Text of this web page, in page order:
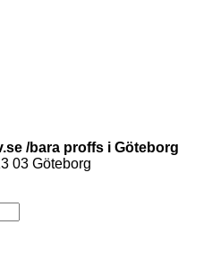
/bara proffs i Göteborg
03 Göteborg